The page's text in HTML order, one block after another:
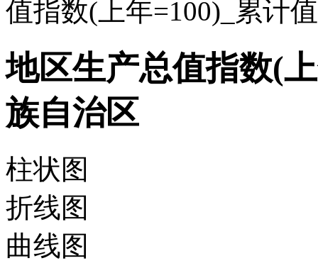
值指数(上年=100)_累计
地区生产总值指数(
族自治区
柱状图
折线图
曲线图